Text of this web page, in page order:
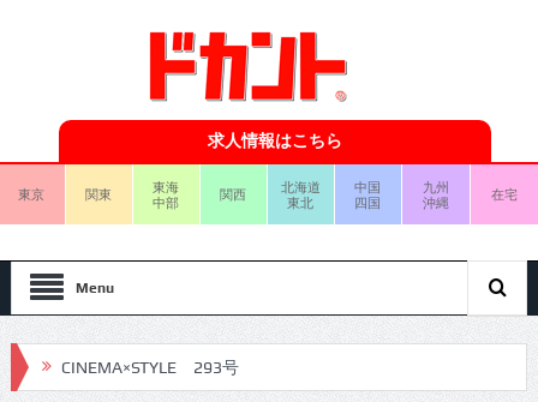
求人情報はこちら
東京 関東
東海
中部
関西
北海道
東北
中国
四国
九州
沖縄
在宅
Menu
CINEMA×STYLE 293号